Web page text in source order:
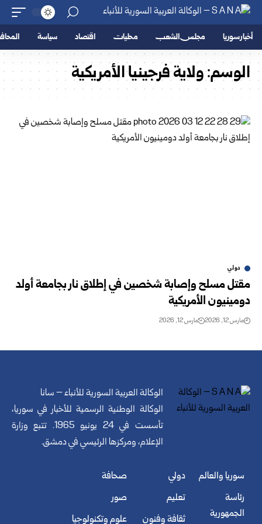
أخبار سوريا مجلس الشعب محليات اقتصاد سياسة
الوسم:ولاية فرجينيا الأمريكية
دولي
مقتل مسلح وإصابة شخصين في إطلاق نار بجامعة أولد
دومينيون الأمريكية
مارس 12, 2026 مارس 12, 2026
الوكالة العربية السورية للأنباء – سانا
الوكالة الوطنية الرسمية للأخبار في سوريا،
تأسست في 24 يونيو 1965. تتبع وزارة
الإعلام، ومركزها الرئيسي في دمشق.
سوريا والعالم
رئاسة
الجمهورية
دولي
تعليم
ثقافة وفنون
صحافة
صور
علوم وتكنولوجيا